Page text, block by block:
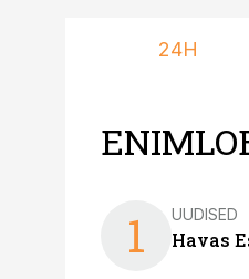
24H
1 UUDISED
Havas